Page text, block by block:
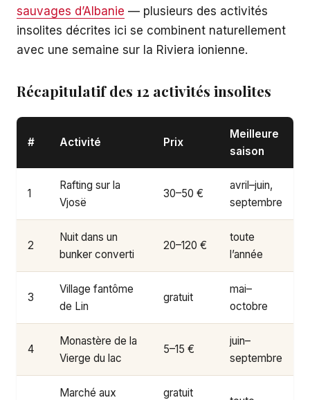
sauvages d’Albanie — plusieurs des activités
insolites décrites ici se combinent naturellement
avec une semaine sur la Riviera ionienne.
Récapitulatif des 12 activités insolites
# Activité Prix
Meilleure
saison
1
Rafting sur la
Vjosë
30–50 €
avril–juin,
septembre
2
Nuit dans un
bunker converti
20–120 €
toute
l’année
3
Village fantôme
de Lin
gratuit
mai–
octobre
4
Monastère de la
Vierge du lac
5–15 €
juin–
septembre
Marché aux
gratuit